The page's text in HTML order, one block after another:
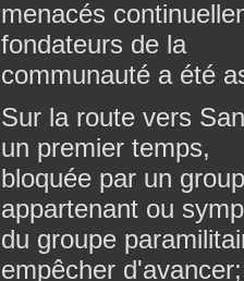
menacés
fondateurs de la
communauté a été
Sur la route vers
un premier temps,
bloquée par un
appartenant ou
du groupe
empêcher